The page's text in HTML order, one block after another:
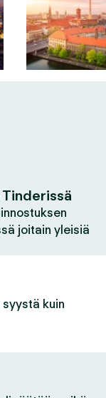
joitain yleisiä
kuin